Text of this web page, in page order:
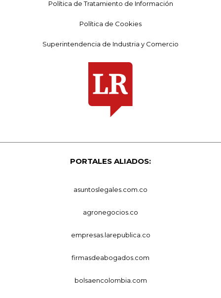
Política de Tratamiento de Información
Política de Cookies
Superintendencia de Industria y Comercio
PORTALES ALIADOS:
asuntoslegales.com.co
agronegocios.co
empresas.larepublica.co
firmasdeabogados.com
bolsaencolombia.com